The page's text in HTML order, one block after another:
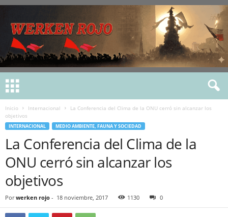
Inicio Internacional
La Conferencia del Clima de la ONU cerró sin alcanzar los
objetivos
INTERNACIONAL MEDIO AMBIENTE, FAUNA Y SOCIEDAD
La Conferencia del Clima de la
ONU cerró sin alcanzar los
objetivos
Por werken rojo - 18 noviembre, 2017 1130 0